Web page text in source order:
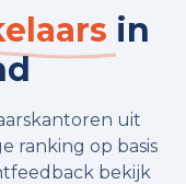
in
uit
ranking op basis
bekijk